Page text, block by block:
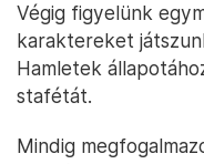
Végig figyelünk
karaktereket
Hamletek
stafétát.
Mindig